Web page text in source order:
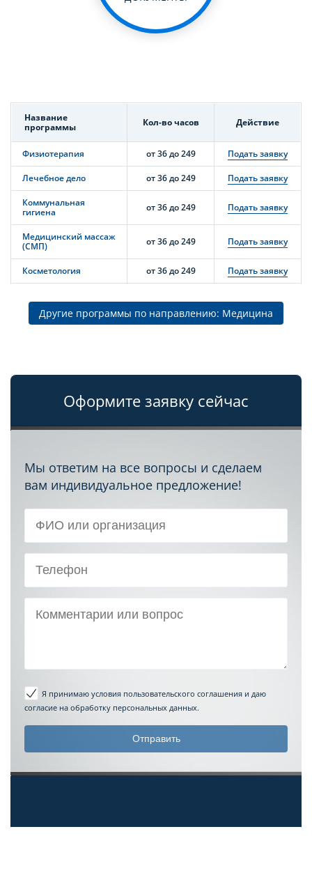
Название
программы
Кол-во часов Действие
Физиотерапия от 36 до 249 Подать заявку
Лечебное дело от 36 до 249 Подать заявку
Коммунальная
гигиена
от 36 до 249 Подать заявку
Медицинский массаж
(СМП)
от 36 до 249 Подать заявку
Косметология от 36 до 249 Подать заявку
Другие программы по направлению: Медицина
Оформите заявку сейчас
Мы ответим на все вопросы и сделаем
вам индивидуальное предложение!
Я принимаю условия пользовательского соглашения и даю
согласие на обработку персональных данных.